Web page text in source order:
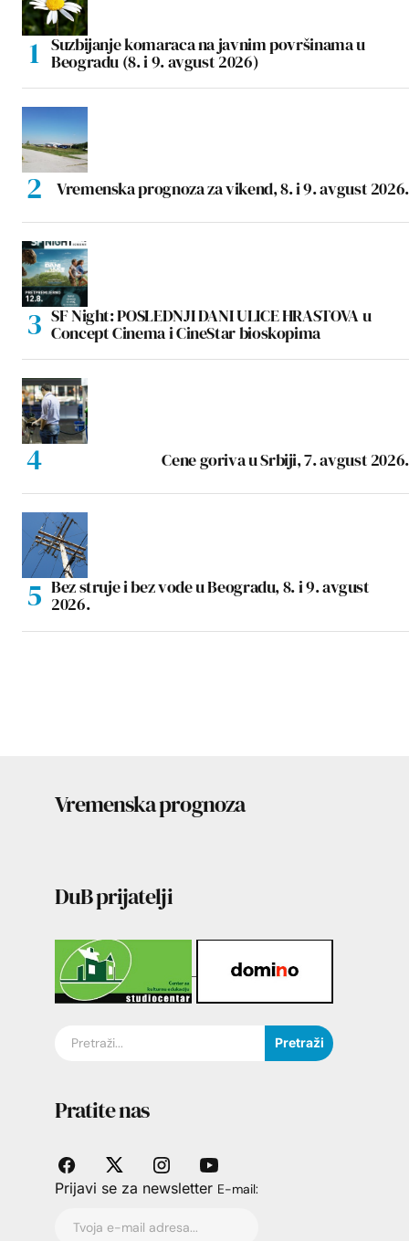
Suzbijanje komaraca na javnim površinama u
Beogradu (8. i 9. avgust 2026)
Vremenska prognoza za vikend, 8. i 9. avgust 2026.
SF Night: POSLEDNJI DANI ULICE HRASTOVA u
Concept Cinema i CineStar bioskopima
Cene goriva u Srbiji, 7. avgust 2026.
Bez struje i bez vode u Beogradu, 8. i 9. avgust
2026.
Vremenska prognoza
DuB prijatelji
Pretraži
Pratite nas
Prijavi se za newsletter E-mail: